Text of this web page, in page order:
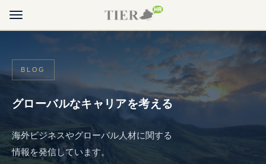
転職を検討の方
ブログ
BLOG
グローバルなキャリアを考える
海外ビジネスやグローバル人材に関する
情報を発信しています。